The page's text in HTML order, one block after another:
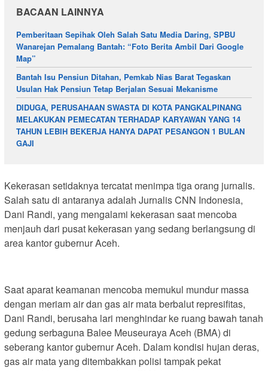
BACAAN LAINNYA
Pemberitaan Sepihak Oleh Salah Satu Media Daring, SPBU
Wanarejan Pemalang Bantah: “Foto Berita Ambil Dari Google
Map”
Bantah Isu Pensiun Ditahan, Pemkab Nias Barat Tegaskan
Usulan Hak Pensiun Tetap Berjalan Sesuai Mekanisme
DIDUGA, PERUSAHAAN SWASTA DI KOTA PANGKALPINANG
MELAKUKAN PEMECATAN TERHADAP KARYAWAN YANG 14
TAHUN LEBIH BEKERJA HANYA DAPAT PESANGON 1 BULAN
GAJI
Kekerasan setidaknya tercatat menimpa tiga orang jurnalis.
Salah satu di antaranya adalah Jurnalis CNN Indonesia,
Dani Randi, yang mengalami kekerasan saat mencoba
menjauh dari pusat kekerasan yang sedang berlangsung di
area kantor gubernur Aceh.
Saat aparat keamanan mencoba memukul mundur massa
dengan meriam air dan gas air mata berbalut represifitas,
Dani Randi, berusaha lari menghindar ke ruang bawah tanah
gedung serbaguna Balee Meuseuraya Aceh (BMA) di
seberang kantor gubernur Aceh. Dalam kondisi hujan deras,
gas air mata yang ditembakkan polisi tampak pekat